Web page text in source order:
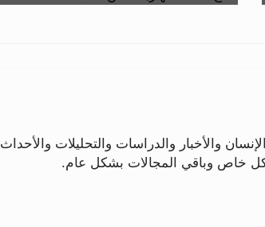
والأخبار والدراسات والتحليلات والأحداث
خاص وباقي المجالات بشكل عام.